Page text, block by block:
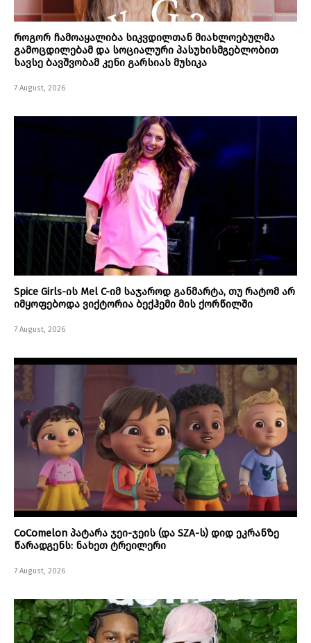
როგორ ჩამოაყალიბა სიკვდილთან მიახლოებულმა
გამოცდილებამ და სოციალური პასუხისმგებლობით
სავსე ბავშვობამ კენი გარსიას მუსიკა
7 August, 2026
Spice Girls-ის Mel C-იმ საჯაროდ განმარტა, თუ რატომ არ
იმყოფებოდა ვიქტორია ბექჰემი მის ქორწილში
7 August, 2026
CoComelon პატარა ჯეი-ჯეის (და SZA-ს) დიდ ეკრანზე
წარადგენს: ნახეთ ტრეილერი
7 August, 2026